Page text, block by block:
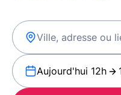
Aujourd'hui 12h